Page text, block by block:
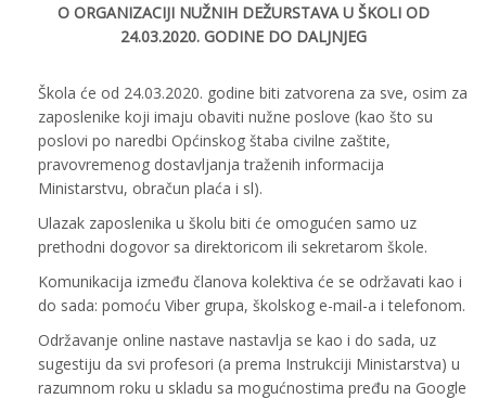
O ORGANIZACIJI NUŽNIH DEŽURSTAVA U ŠKOLI OD
24.03.2020. GODINE DO DALJNJEG
Škola će od 24.03.2020. godine biti zatvorena za sve, osim za
zaposlenike koji imaju obaviti nužne poslove (kao što su
poslovi po naredbi Općinskog štaba civilne zaštite,
pravovremenog dostavljanja traženih informacija
Ministarstvu, obračun plaća i sl).
Ulazak zaposlenika u školu biti će omogućen samo uz
prethodni dogovor sa direktoricom ili sekretarom škole.
Komunikacija između članova kolektiva će se održavati kao i
do sada: pomoću Viber grupa, školskog e-mail-a i telefonom.
Održavanje online nastave nastavlja se kao i do sada, uz
sugestiju da svi profesori (a prema Instrukciji Ministarstva) u
razumnom roku u skladu sa mogućnostima pređu na Google